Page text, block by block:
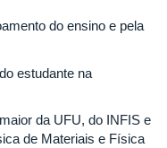
do ensino e pela
estudante na
da UFU, do INFIS e
de Materiais e Física